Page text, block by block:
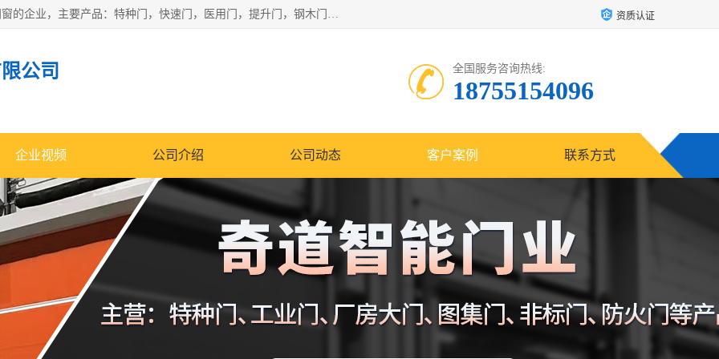
安徽奇道智能门业有限公司是一家专业生产各种门窗、智能门窗的企业，主要产品：特种门，快速门，医用门，提升门，钢木门，智能道闸，钢大门，平移门，卷帘门，保温门，钢制自由门，防火门等，欢迎前来咨询采购。 资质认证
公司 全国服务咨询热线:
18755154096
企业视频 公司介绍 公司动态 客户案例 联系方式